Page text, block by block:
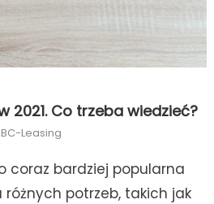
2021. Co trzeba wiedzieć?
Leasing
coraz bardziej popularna
potrzeb, takich jak